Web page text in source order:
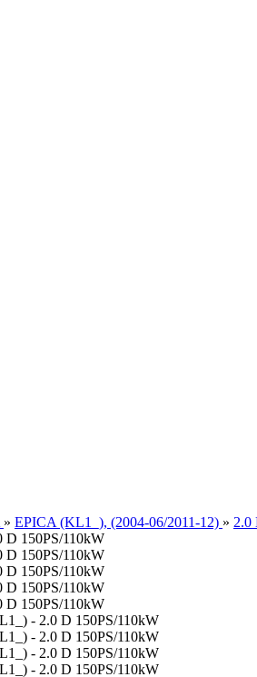
» EPICA (KL1_), (2004-06/2011-12) » 2.0